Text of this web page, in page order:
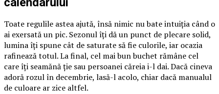
Toate regulile astea ajută, însă nimic nu bate intuiția când o
ai exersată un pic. Sezonul îți dă un punct de plecare solid,
lumina îți spune cât de saturate să fie culorile, iar ocazia
rafinează totul. La final, cel mai bun buchet rămâne cel
care îți seamănă ție sau persoanei căreia i-l dai. Dacă cineva
adoră rozul în decembrie, lasă-l acolo, chiar dacă manualul
de culoare ar zice altfel.